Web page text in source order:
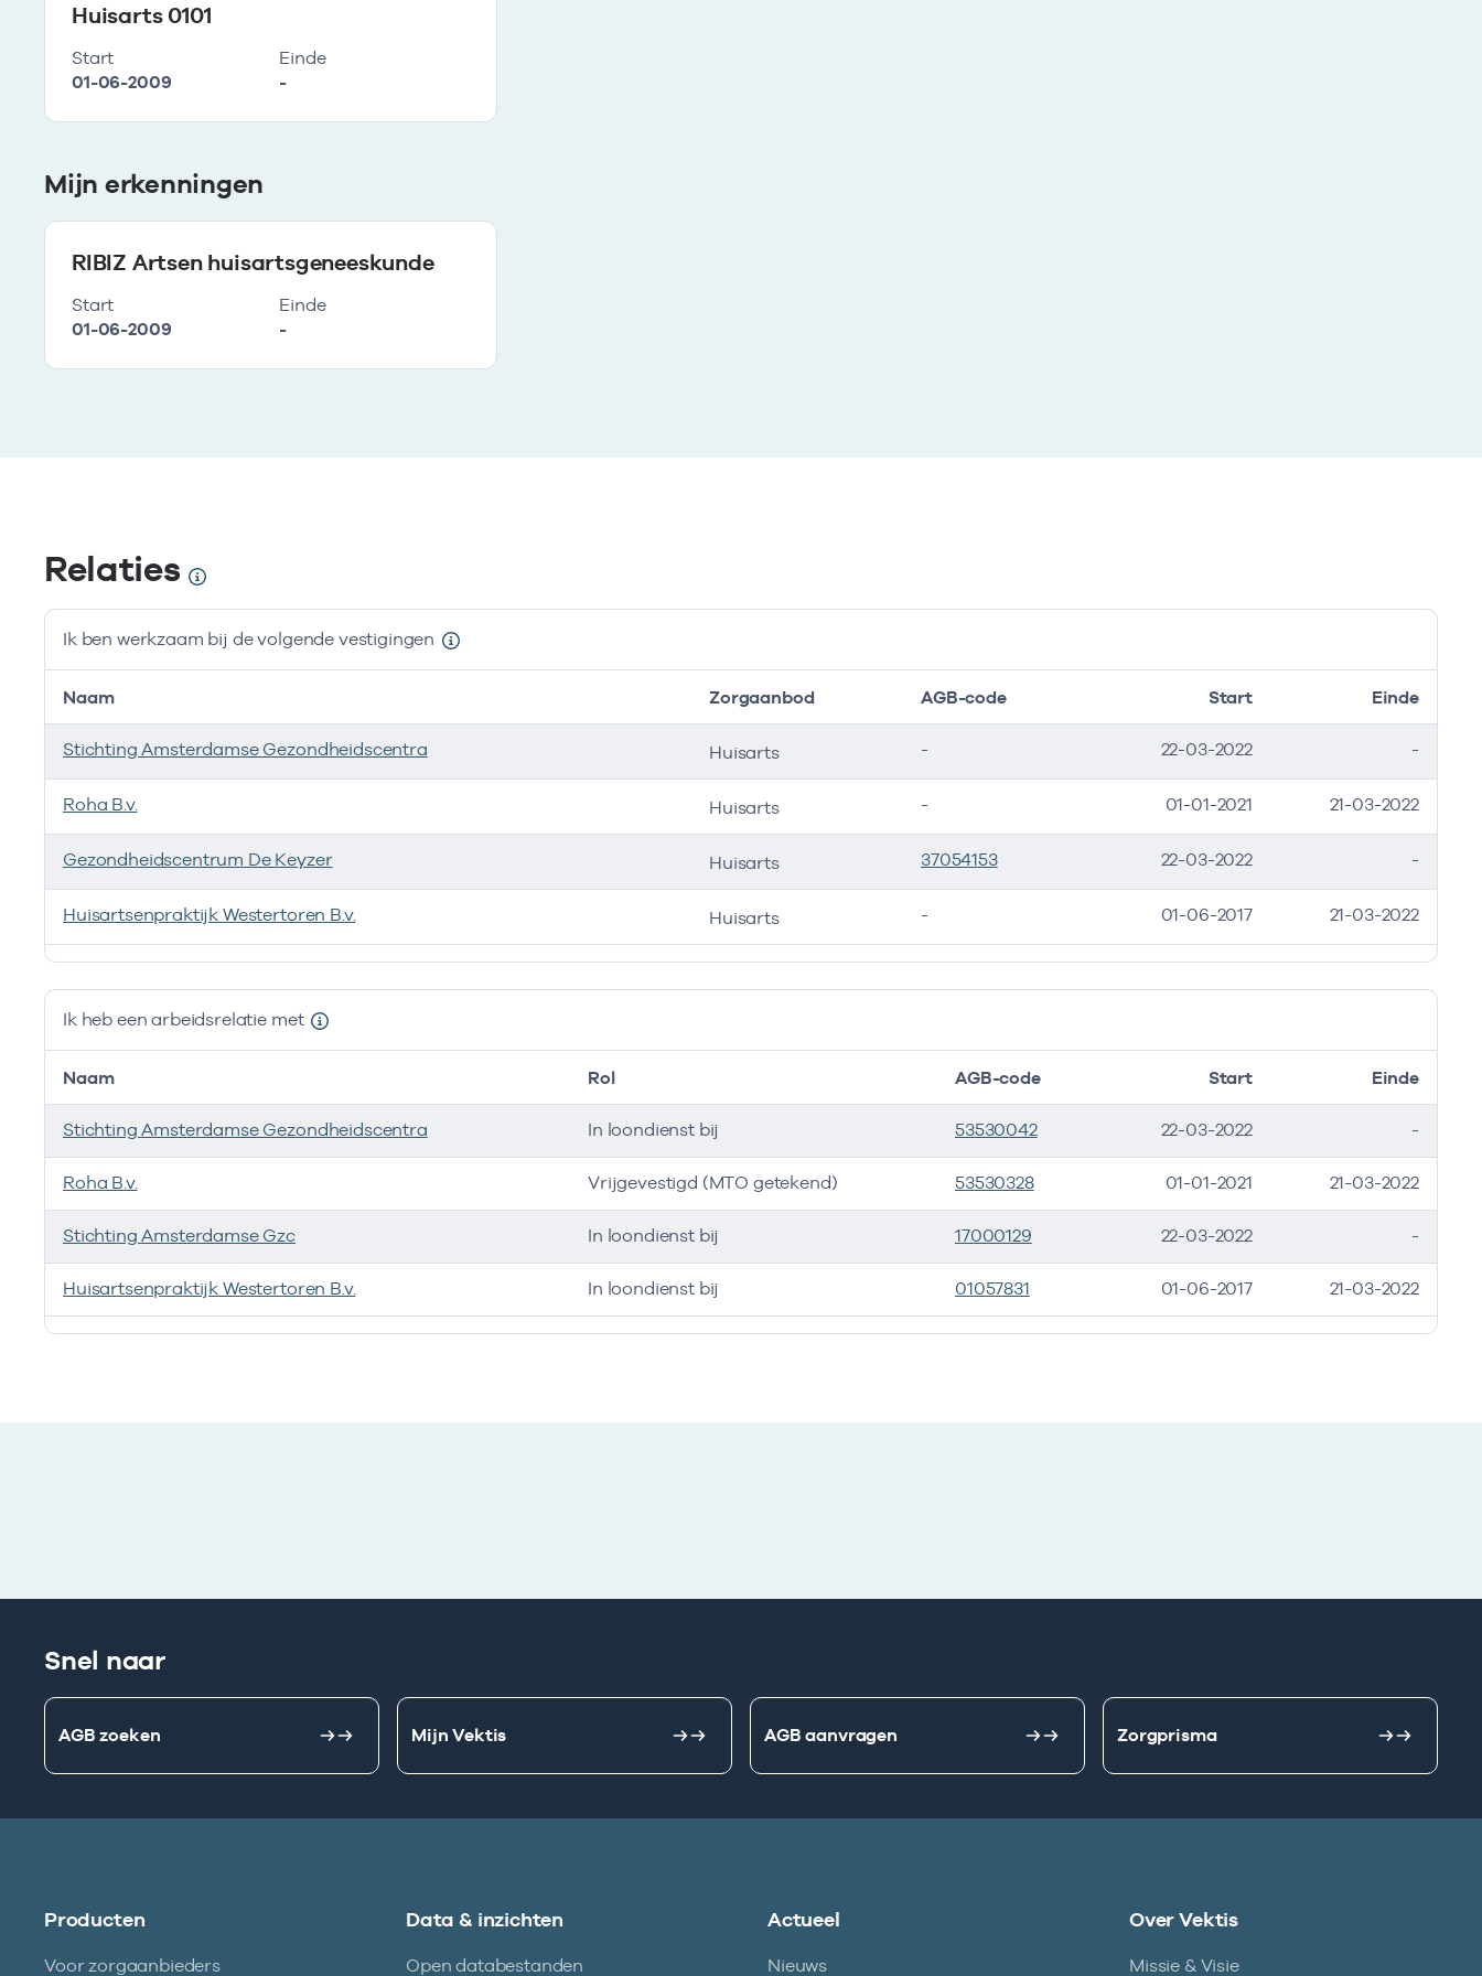
Huisarts 0101
Start
01-06-2009
Einde
-
Mijn erkenningen
RIBIZ Artsen huisartsgeneeskunde
Start
01-06-2009
Einde
-
Relaties
Ik ben werkzaam bij de volgende vestigingen
Ik ben werkzaam bij de volgende vestigingen
Naam Zorgaanbod AGB-code Start Einde
Stichting Amsterdamse Gezondheidscentra Huisarts - 22-03-2022 -
Roha B.v. Huisarts - 01-01-2021 21-03-2022
Gezondheidscentrum De Keyzer Huisarts 37054153 22-03-2022 -
Huisartsenpraktijk Westertoren B.v. Huisarts - 01-06-2017 21-03-2022
Ik heb een arbeidsrelatie met
Ik heb een arbeidsrelatie met
Naam Rol AGB-code Start Einde
Stichting Amsterdamse Gezondheidscentra In loondienst bij 53530042 22-03-2022 -
Roha B.v. Vrijgevestigd (MTO getekend) 53530328 01-01-2021 21-03-2022
Stichting Amsterdamse Gzc In loondienst bij 17000129 22-03-2022 -
Huisartsenpraktijk Westertoren B.v. In loondienst bij 01057831 01-06-2017 21-03-2022
Snel naar
AGB zoeken Mijn Vektis AGB aanvragen Zorgprisma
Producten
Voor zorgaanbieders
Data & inzichten
Open databestanden
Actueel
Nieuws
Over Vektis
Missie & Visie